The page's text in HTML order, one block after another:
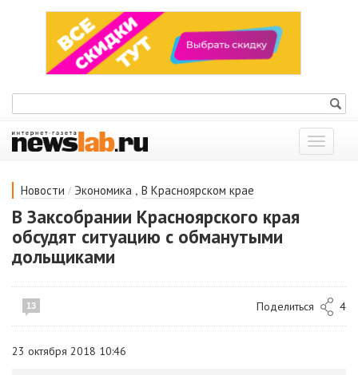
Показать
меню
Новости / Экономика , В Красноярском крае
В Заксобрании Красноярского края
обсудят ситуацию с обманутыми
дольщиками
13 Поделиться 4
23 октября 2018 10:46